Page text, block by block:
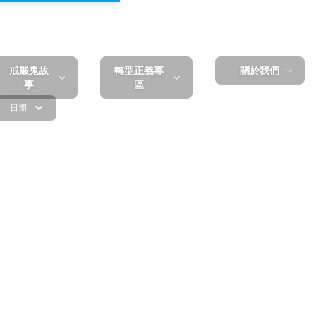
戒嚴鬼故
事
轉型正義專
區
關於我們
日期